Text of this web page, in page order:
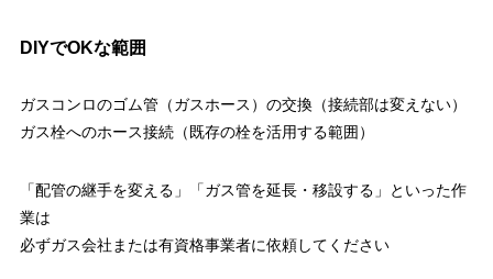
DIYでOKな範囲
ガスコンロのゴム管（ガスホース）の交換（接続部は変えない）
ガス栓へのホース接続（既存の栓を活用する範囲）
「配管の継手を変える」「ガス管を延長・移設する」といった作
業は
必ずガス会社または有資格事業者に依頼してください